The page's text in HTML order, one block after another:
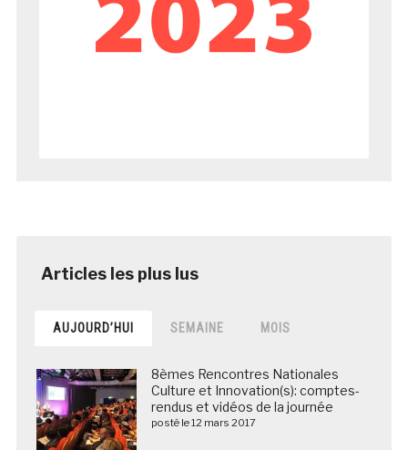
AUJOURD’HUI SEMAINE MOIS
8èmes Rencontres Nationales
Culture et Innovation(s): comptes-
rendus et vidéos de la journée
posté le 12 mars 2017